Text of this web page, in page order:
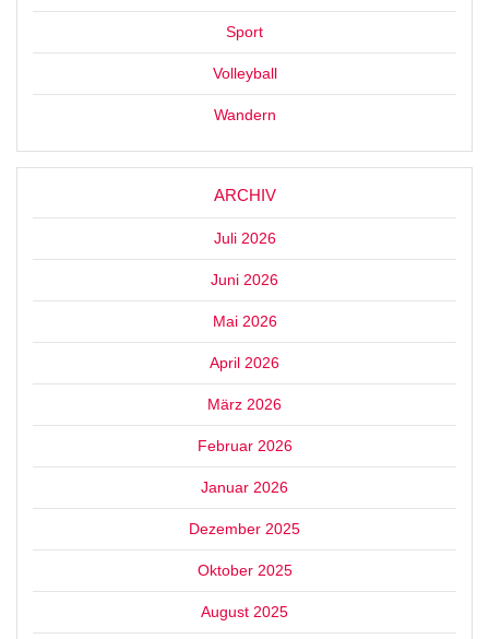
Sport
Volleyball
Wandern
ARCHIV
Juli 2026
Juni 2026
Mai 2026
April 2026
März 2026
Februar 2026
Januar 2026
Dezember 2025
Oktober 2025
August 2025